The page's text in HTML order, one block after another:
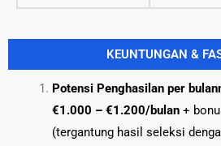
KEUNTUNGAN &
Potensi Penghasilan per
€1.000 – €1.200/bulan+
(tergantung hasil seleksi